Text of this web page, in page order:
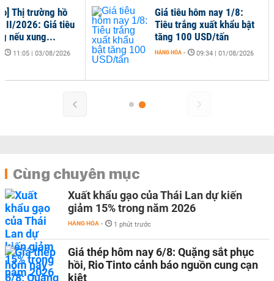
Thị trường hồ
II/2026: Giá tiêu
nếu xung...
11:05 | 03/08/2026
Giá tiêu hôm nay 1/8:
Tiêu trắng xuất khẩu bật
tăng 100 USD/tấn
HÀNG HÓA - 09:34 | 01/08/2026
Cùng chuyên mục
Xuất khẩu gạo của Thái Lan dự kiến
giảm 15% trong năm 2026
HÀNG HÓA - 1 phút trước
Giá thép hôm nay 6/8: Quặng sắt phục
hồi, Rio Tinto cảnh báo nguồn cung cạn
kiệt